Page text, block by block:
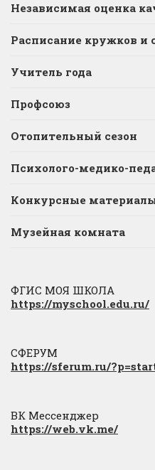
Независимая оценка
Расписание кружков и
Учитель года
Профсоюз
Отопительный сезон
Психолого-медико-
Конкурсные
Музейная комната
ФГИС МОЯ ШКОЛА
https://myschool.edu.ru/
СФЕРУМ
https://sferum.ru/
ВК Мессенджер
https://web.vk.me/